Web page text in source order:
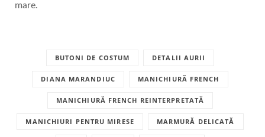
mare.
BUTONI DE COSTUM DETALII AURII
DIANA MARANDIUC MANICHIURĂ FRENCH
MANICHIURĂ FRENCH REINTERPRETATĂ
MANICHIURI PENTRU MIRESE MARMURĂ DELICATĂ